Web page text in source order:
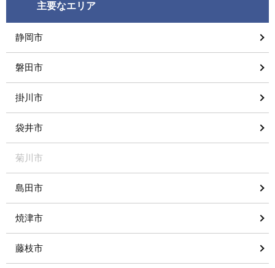
主要なエリア
静岡市
磐田市
掛川市
袋井市
菊川市
島田市
焼津市
藤枝市